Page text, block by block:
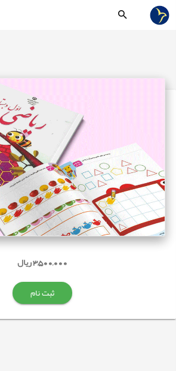
3,500,000 ریال
ثبت نام